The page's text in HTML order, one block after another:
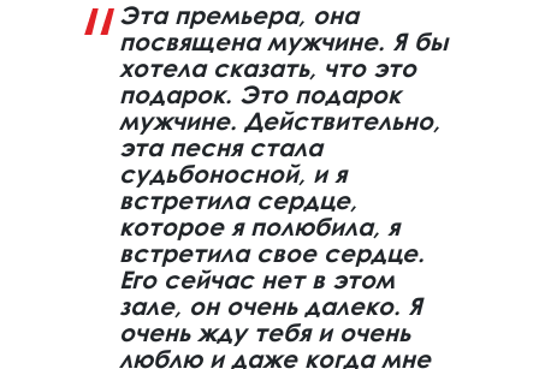
Эта премьера, она
посвящена мужчине. Я бы
хотела сказать, что это
подарок. Это подарок
мужчине. Действительно,
эта песня стала
судьбоносной, и я
встретила сердце,
которое я полюбила, я
встретила свое сердце.
Его сейчас нет в этом
зале, он очень далеко. Я
очень жду тебя и очень
люблю и даже когда мне